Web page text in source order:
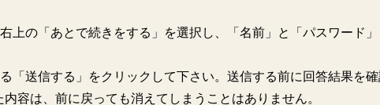
上の「あとで続きをする」を選択し、「名前」と「パスワード」
「送信する」をクリックして下さい。送信する前に回答結果を
容は、前に戻っても消えてしまうことはありません。